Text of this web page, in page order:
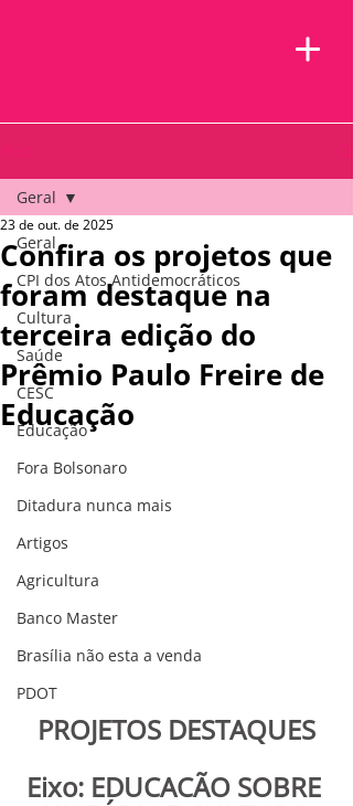
Geral
CPI dos Atos Antidemocráticos
Cultura
Saúde
CESC
Educação
Fora Bolsonaro
Ditadura nunca mais
Artigos
Agricultura
Banco Master
Brasília não esta a venda
PDOT
Geral
Confira os projetos que
foram destaque na
terceira edição do
Prêmio Paulo Freire de
Educação
23 de out. de 2025
PROJETOS DESTAQUES
Eixo: EDUCAÇÃO SOBRE